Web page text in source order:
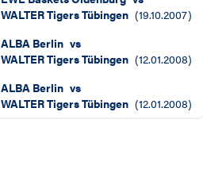
WALTER Tigers Tübingen (19.10.2007)
ALBA Berlin vs
WALTER Tigers Tübingen (12.01.2008)
ALBA Berlin vs
WALTER Tigers Tübingen (12.01.2008)